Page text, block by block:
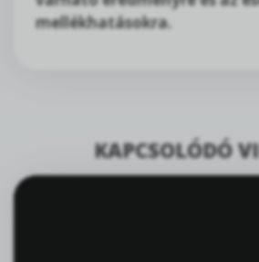
mellékhatásokra.
KAPCSOLÓDÓ